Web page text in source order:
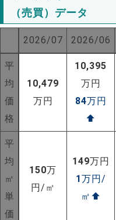
（売買）データ
2026/07 2026/06
平
均
価
格
10,479
万円
10,395
万円
84万円
⬆
平
均
㎡
単
価
150万
円/㎡
149万円
1万円/
㎡ ⬆